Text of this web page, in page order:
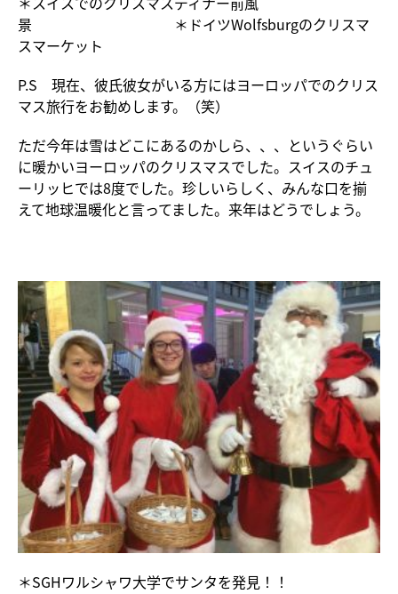
景 ＊ドイツWolfsburgのクリスマ
スマーケット
P.S 現在、彼氏彼女がいる方にはヨーロッパでのクリス
マス旅行をお勧めします。（笑）
ただ今年は雪はどこにあるのかしら、、、というぐらい
に暖かいヨーロッパのクリスマスでした。スイスのチュ
ーリッヒでは8度でした。珍しいらしく、みんな口を揃
えて地球温暖化と言ってました。来年はどうでしょう。
＊SGHワルシャワ大学でサンタを発見！！